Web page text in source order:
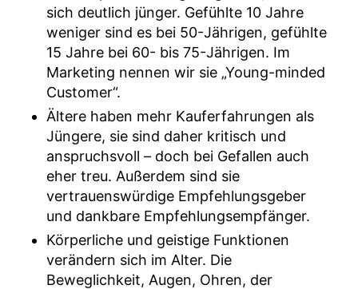
sich deutlich jünger. Gefühlte 10 Jahre
weniger sind es bei 50-Jährigen, gefühlte
15 Jahre bei 60- bis 75-Jährigen. Im
Marketing nennen wir sie „Young-minded
Customer“.
Ältere haben mehr Kauferfahrungen als
Jüngere, sie sind daher kritisch und
anspruchsvoll – doch bei Gefallen auch
eher treu. Außerdem sind sie
vertrauenswürdige Empfehlungsgeber
und dankbare Empfehlungsempfänger.
Körperliche und geistige Funktionen
verändern sich im Alter. Die
Beweglichkeit, Augen, Ohren, der